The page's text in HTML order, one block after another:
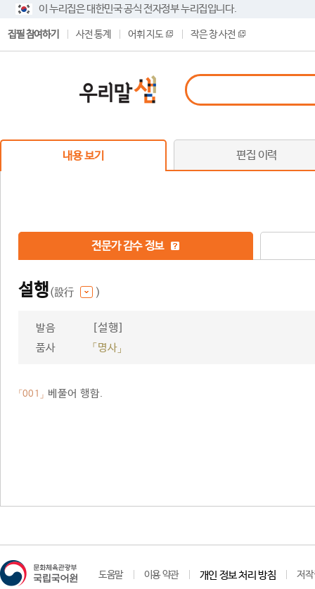
이 누리집은 대한민국 공식 전자정부 누리집입니다.
집필 참여하기 사전 통계 어휘 지도 작은 창 사전
내용 보기 편집 이력
전문가 감수 정보
설행(設行 )
발음 [설행]
품사 「명사」
「001」 베풀어 행함.
도움말 이용 약관 개인 정보 처리 방침 저